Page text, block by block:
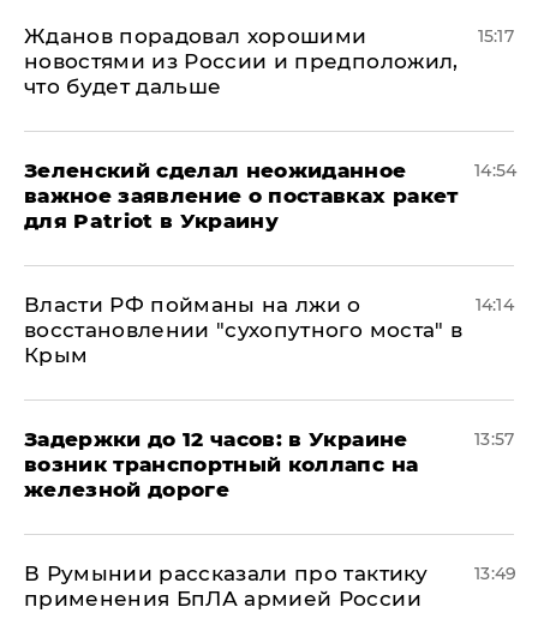
Жданов порадовал хорошими
новостями из России и предположил,
что будет дальше
15:17
Зеленский сделал неожиданное
важное заявление о поставках ракет
для Patriot в Украину
14:54
Власти РФ пойманы на лжи о
восстановлении "сухопутного моста" в
Крым
14:14
Задержки до 12 часов: в Украине
возник транспортный коллапс на
железной дороге
13:57
В Румынии рассказали про тактику
применения БпЛА армией России
13:49